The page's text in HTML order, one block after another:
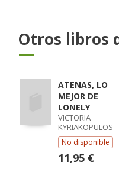
Otros libros
ATENAS, LO
MEJOR DE
LONELY
VICTORIA
KYRIAKOPULOS
No disponible
11,95 €